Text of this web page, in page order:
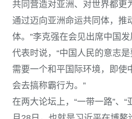
共同营造对亚洲、对世界都更
通过迈向亚洲命运共同体，推
体。”李克强在会见出席中国
代表时说，“中国人民的意志
需要一个和平国际环境，即使
会去搞称霸行为。”
在两大论坛上，“一带一路”、“